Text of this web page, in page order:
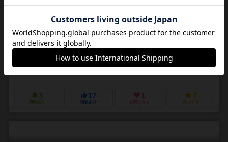
3～5人 45～55分 10歳～ 1件
作品説明文の編集者を募集中
ダン・グリム
3
興味あり
17
経験あり
1
お気に入り
7
持ってる